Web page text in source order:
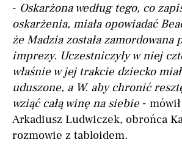
- Oskarżona według tego, co
oskarżenia, miała opowiadać
że Madzia została zamordowana
imprezy. Uczestniczyły w niej
właśnie w jej trakcie dziecko
uduszone, a W. aby chronić
wziąć całą winę na siebie- mówił
Arkadiusz Ludwiczek, obrońca
rozmowie z tabloidem.